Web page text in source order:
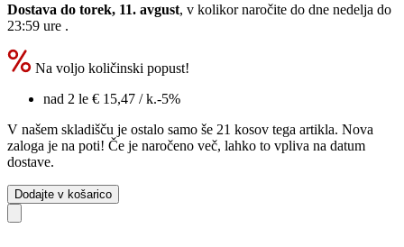
Dostava do torek, 11. avgust, v kolikor naročite do dne nedelja do
23:59 ure .
Na voljo količinski popust!
nad 2 le € 15,47 / k.-5%
V našem skladišču je ostalo samo še 21 kosov tega artikla. Nova
zaloga je na poti! Če je naročeno več, lahko to vpliva na datum
dostave.
Dodajte v košarico